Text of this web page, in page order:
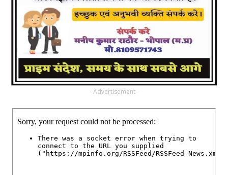
- Advertisement -